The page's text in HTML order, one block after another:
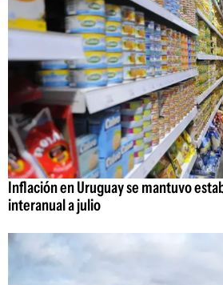
Inflación en Uruguay se mantuvo
interanual a julio